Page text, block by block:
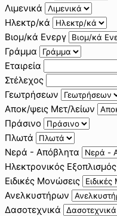
Λιμενικά
Ηλεκτρ/κά
Βιομ/κά Ενεργ
Γράμμα
Εταιρεία
Στέλεχος
Γεωτρήσεων
Αποκ/ψεις Μετ/λείων
Πράσινο
Πλωτά
Νερά - Απόβλητα
Ηλεκτρονικός Εξοπλισμός
Ειδικές Μονώσεις
Ανελκυστήρων
Δασοτεχνικά